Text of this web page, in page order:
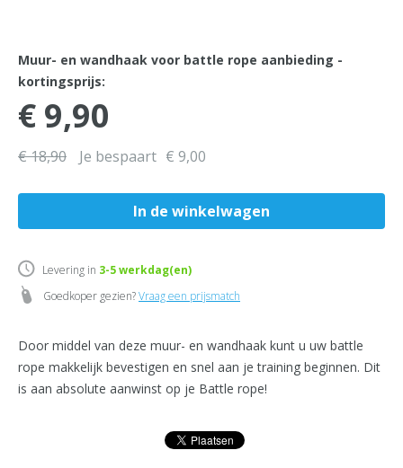
Muur- en wandhaak voor battle rope aanbieding -
kortingsprijs:
€ 9,90
€ 18,90 Je bespaart € 9,00
Levering in 3-5werkdag(en)
Goedkoper gezien?Vraag een prijsmatch
Door middel van deze muur- en wandhaak kunt u uw battle
rope makkelijk bevestigen en snel aan je training beginnen. Dit
is aan absolute aanwinst op je Battle rope!